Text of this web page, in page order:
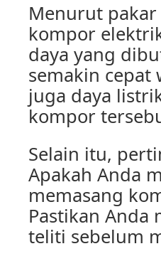
Menurut pakar
kompor
daya yang
semakin cepat
juga daya
kompor
Selain itu,
Apakah Anda
memasang
Pastikan
teliti sebelum